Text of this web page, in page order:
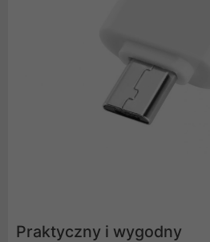
Praktyczny i wygodny